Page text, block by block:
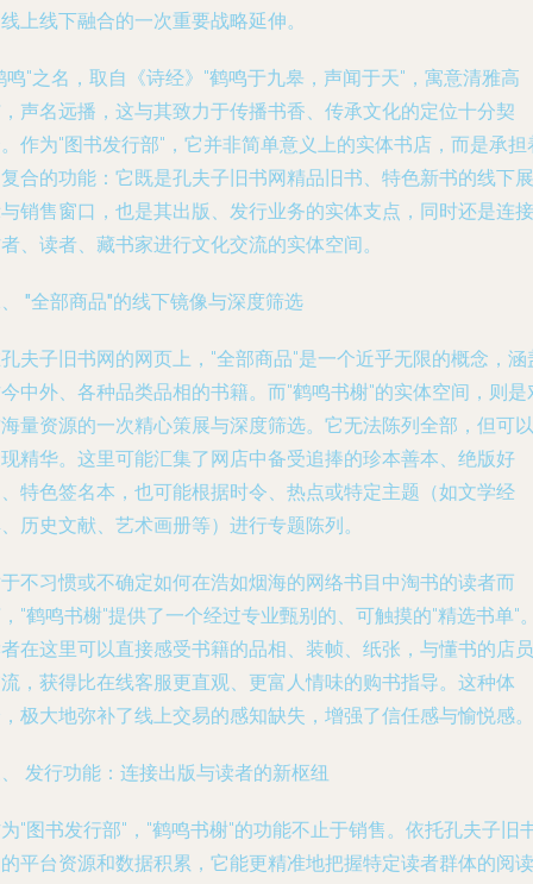
上线下融合的一次重要战略延伸。
鸣"之名，取自《诗经》"鹤鸣于九皋，声闻于天"，寓意清雅高
声名远播，这与其致力于传播书香、传承文化的定位十分契
作为"图书发行部"，它并非简单意义上的实体书店，而是承担
合的功能：它既是孔夫子旧书网精品旧书、特色新书的线下展
销售窗口，也是其出版、发行业务的实体支点，同时还是连接
、读者、藏书家进行文化交流的实体空间。
"全部商品"的线下镜像与深度筛选
夫子旧书网的网页上，"全部商品"是一个近乎无限的概念，涵
中外、各种品类品相的书籍。而"鹤鸣书榭"的实体空间，则是
量资源的一次精心策展与深度筛选。它无法陈列全部，但可以
精华。这里可能汇集了网店中备受追捧的珍本善本、绝版好
特色签名本，也可能根据时令、热点或特定主题（如文学经
历史文献、艺术画册等）进行专题陈列。
不习惯或不确定如何在浩如烟海的网络书目中淘书的读者而
"鹤鸣书榭"提供了一个经过专业甄别的、可触摸的"精选书单"
在这里可以直接感受书籍的品相、装帧、纸张，与懂书的店员
，获得比在线客服更直观、更富人情味的购书指导。这种体
极大地弥补了线上交易的感知缺失，增强了信任感与愉悦感。
发行功能：连接出版与读者的新枢纽
"图书发行部"，"鹤鸣书榭"的功能不止于销售。依托孔夫子旧
平台资源和数据积累，它能更精准地把握特定读者群体的阅读